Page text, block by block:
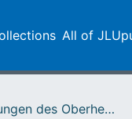
All of
Mitteilungen des Oberhessischen Geschichtsvereins Gießen